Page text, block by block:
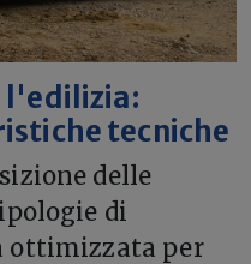
l'edilizia:
tecniche
delle
di
ottimizzata per